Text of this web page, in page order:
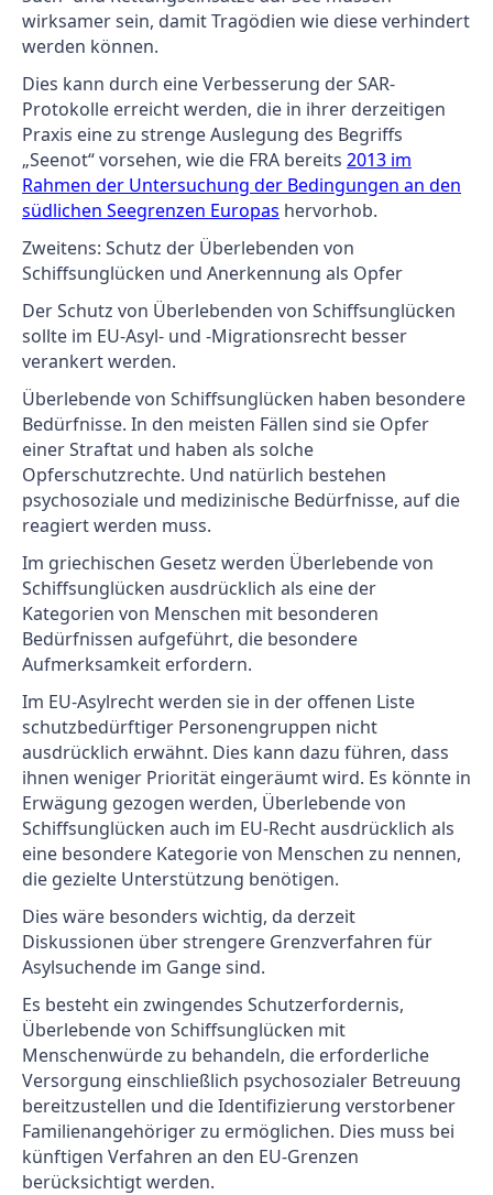
wirksamer sein, damit Tragödien wie diese verhindert
werden können.
Dies kann durch eine Verbesserung der SAR-
Protokolle erreicht werden, die in ihrer derzeitigen
Praxis eine zu strenge Auslegung des Begriffs
„Seenot“ vorsehen, wie die FRA bereits 2013 im
Rahmen der Untersuchung der Bedingungen an den
südlichen Seegrenzen Europas hervorhob.
Zweitens: Schutz der Überlebenden von
Schiffsunglücken und Anerkennung als Opfer
Der Schutz von Überlebenden von Schiffsunglücken
sollte im EU-Asyl- und -Migrationsrecht besser
verankert werden.
Überlebende von Schiffsunglücken haben besondere
Bedürfnisse. In den meisten Fällen sind sie Opfer
einer Straftat und haben als solche
Opferschutzrechte. Und natürlich bestehen
psychosoziale und medizinische Bedürfnisse, auf die
reagiert werden muss.
Im griechischen Gesetz werden Überlebende von
Schiffsunglücken ausdrücklich als eine der
Kategorien von Menschen mit besonderen
Bedürfnissen aufgeführt, die besondere
Aufmerksamkeit erfordern.
Im EU-Asylrecht werden sie in der offenen Liste
schutzbedürftiger Personengruppen nicht
ausdrücklich erwähnt. Dies kann dazu führen, dass
ihnen weniger Priorität eingeräumt wird. Es könnte in
Erwägung gezogen werden, Überlebende von
Schiffsunglücken auch im EU-Recht ausdrücklich als
eine besondere Kategorie von Menschen zu nennen,
die gezielte Unterstützung benötigen.
Dies wäre besonders wichtig, da derzeit
Diskussionen über strengere Grenzverfahren für
Asylsuchende im Gange sind.
Es besteht ein zwingendes Schutzerfordernis,
Überlebende von Schiffsunglücken mit
Menschenwürde zu behandeln, die erforderliche
Versorgung einschließlich psychosozialer Betreuung
bereitzustellen und die Identifizierung verstorbener
Familienangehöriger zu ermöglichen. Dies muss bei
künftigen Verfahren an den EU-Grenzen
berücksichtigt werden.